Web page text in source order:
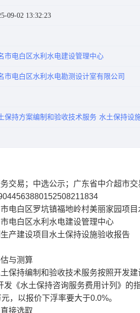
告-中选公示
09-02 13:32:23
市电白区水利水电建设管理中心
市电白区水利水电勘测设计室有限公司
保持方案编制和验收技术服务 水土保持设
交易；中选公示；广东省中介超市交
电白区罗坑镇福地岭村美丽家园项
电白区水利水电建设管理中心
产建设项目水土保持设施验收报告
与测算
保持编制和验收技术服务按照开发
发《水土保持咨询服务费用计列》
，以报价下浮率要大于0.0%。
接选取